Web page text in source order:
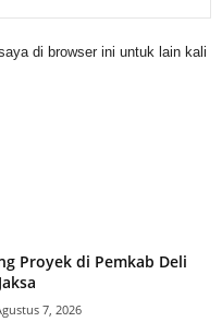
di browser ini untuk lain kali
Proyek di Pemkab Deli
7, 2026